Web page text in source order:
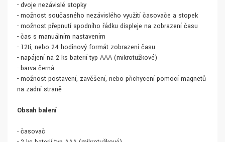
- dvoje nezávislé stopky
- možnost současného nezávislého využití časovače a stopek
- možnost přepnutí spodního řádku displeje na zobrazení času
- čas s manuálním nastavením
- 12ti, nebo 24 hodinový formát zobrazení času
- napájení na 2 ks baterií typ AAA (mikrotužkové)
- barva černá
- možnost postavení, zavěšení, nebo přichycení pomocí magnetů
na zadní straně
Obsah balení
- časovač